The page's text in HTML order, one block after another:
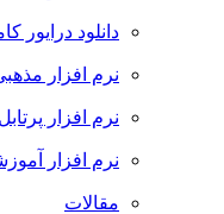
دانلود درایور
نرم افزار
نرم افزار پرتابل
نرم افزار
مقالات